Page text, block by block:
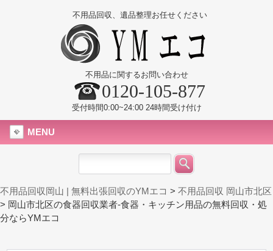
不用品回収、遺品整理お任せください
不用品に関するお問い合わせ
0120-105-877
受付時間0:00~24:00 24時間受け付け
MENU
不用品回収岡山 | 無料出張回収のYMエコ > 不用品回収 岡山市北区
> 岡山市北区の食器回収業者-食器・キッチン用品の無料回収・処
分ならYMエコ